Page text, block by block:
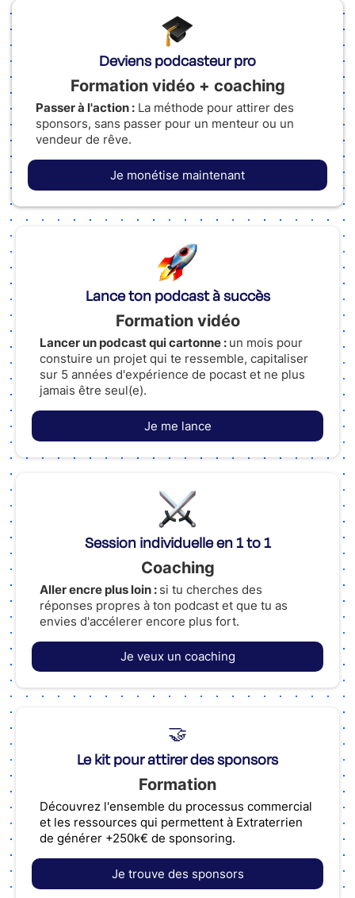
Deviens podcasteur pro
Formation vidéo + coaching
Passer à l'action : La méthode pour attirer des
sponsors, sans passer pour un menteur ou un
vendeur de rêve.
Je monétise maintenant
Lance ton podcast à succès
Formation vidéo
Lancer un podcast qui cartonne : un mois pour
constuire un projet qui te ressemble, capitaliser
sur 5 années d'expérience de pocast et ne plus
jamais être seul(e).
Je me lance
Session individuelle en 1 to 1
Coaching
Aller encre plus loin : si tu cherches des
réponses propres à ton podcast et que tu as
envies d'accélerer encore plus fort.
Je veux un coaching
🤝
Le kit pour attirer des sponsors
Formation
Découvrez l'ensemble du processus commercial
et les ressources qui permettent à Extraterrien
de générer +250k€ de sponsoring.
Je trouve des sponsors